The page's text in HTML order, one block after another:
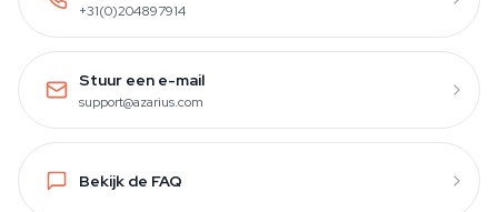
+31(0)204897914
Stuur een e-mail
support@azarius.com
Bekijk de FAQ